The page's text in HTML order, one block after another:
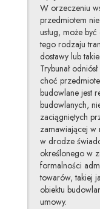
W orzeczeniu
przedmiotem
usług, może
tego rodzaju
dostawy lub
Trybunał
choć
budowlane jest
budowlanych,
zaciągniętych
zamawiającej w
w drodze
określonego w
formalności
towarów, takiej
obiektu
umowy.